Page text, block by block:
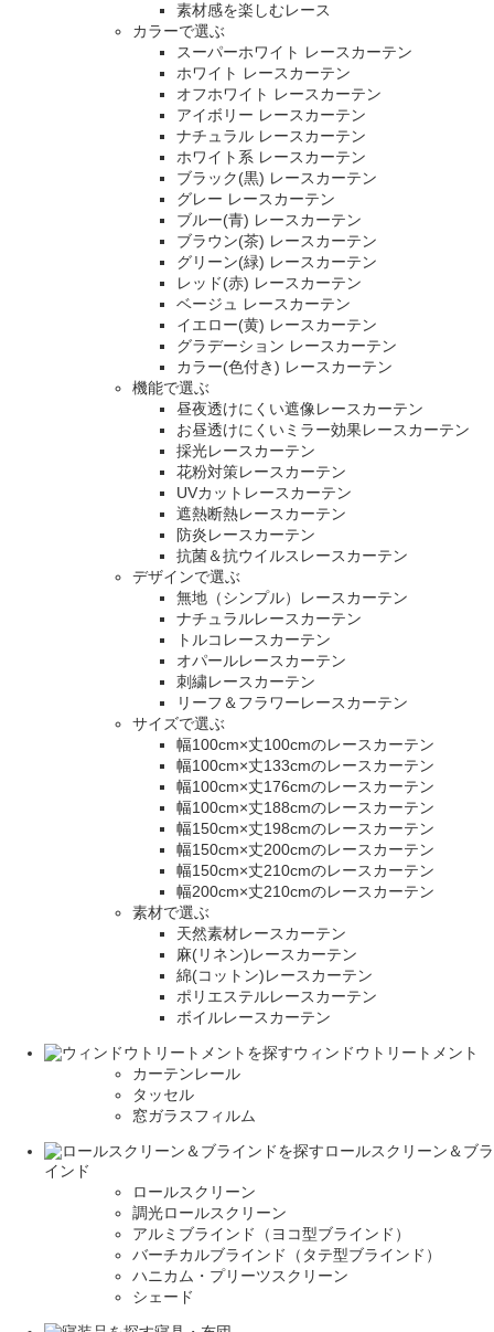
素材感を楽しむレース
カラーで選ぶ
スーパーホワイト レースカーテン
ホワイト レースカーテン
オフホワイト レースカーテン
アイボリー レースカーテン
ナチュラル レースカーテン
ホワイト系 レースカーテン
ブラック(黒) レースカーテン
グレー レースカーテン
ブルー(青) レースカーテン
ブラウン(茶) レースカーテン
グリーン(緑) レースカーテン
レッド(赤) レースカーテン
ベージュ レースカーテン
イエロー(黄) レースカーテン
グラデーション レースカーテン
カラー(色付き) レースカーテン
機能で選ぶ
昼夜透けにくい遮像レースカーテン
お昼透けにくいミラー効果レースカーテン
採光レースカーテン
花粉対策レースカーテン
UVカットレースカーテン
遮熱断熱レースカーテン
防炎レースカーテン
抗菌＆抗ウイルスレースカーテン
デザインで選ぶ
無地（シンプル）レースカーテン
ナチュラルレースカーテン
トルコレースカーテン
オパールレースカーテン
刺繍レースカーテン
リーフ＆フラワーレースカーテン
サイズで選ぶ
幅100cm×丈100cmのレースカーテン
幅100cm×丈133cmのレースカーテン
幅100cm×丈176cmのレースカーテン
幅100cm×丈188cmのレースカーテン
幅150cm×丈198cmのレースカーテン
幅150cm×丈200cmのレースカーテン
幅150cm×丈210cmのレースカーテン
幅200cm×丈210cmのレースカーテン
素材で選ぶ
天然素材レースカーテン
麻(リネン)レースカーテン
綿(コットン)レースカーテン
ポリエステルレースカーテン
ボイルレースカーテン
ウィンドウトリートメント
カーテンレール
タッセル
窓ガラスフィルム
ロールスクリーン＆ブラ
インド
ロールスクリーン
調光ロールスクリーン
アルミブラインド（ヨコ型ブラインド）
バーチカルブラインド（タテ型ブラインド）
ハニカム・プリーツスクリーン
シェード